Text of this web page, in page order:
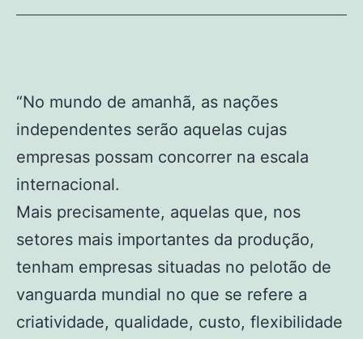
“No mundo de amanhã, as nações
independentes serão aquelas cujas
empresas possam concorrer na escala
internacional.
Mais precisamente, aquelas que, nos
setores mais importantes da produção,
tenham empresas situadas no pelotão de
vanguarda mundial no que se refere a
criatividade, qualidade, custo, flexibilidade